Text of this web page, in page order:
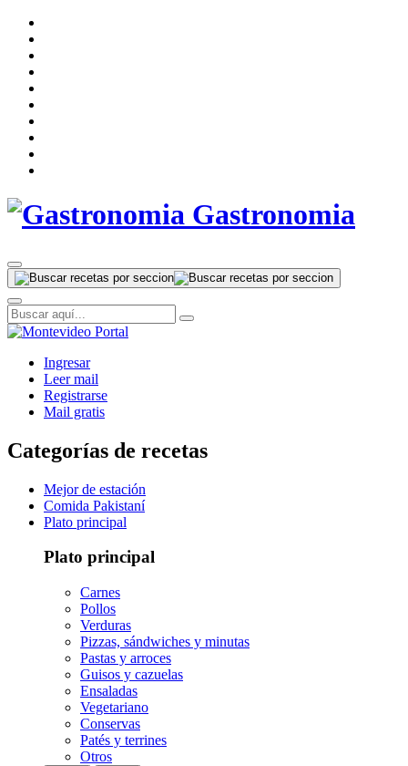
Gastronomia
Ingresar
Leer mail
Registrarse
Mail gratis
Categorías de recetas
Mejor de estación
Comida Pakistaní
Plato principal
Plato principal
Carnes
Pollos
Verduras
Pizzas, sándwiches y minutas
Pastas y arroces
Guisos y cazuelas
Ensaladas
Vegetariano
Conservas
Patés y terrines
Otros